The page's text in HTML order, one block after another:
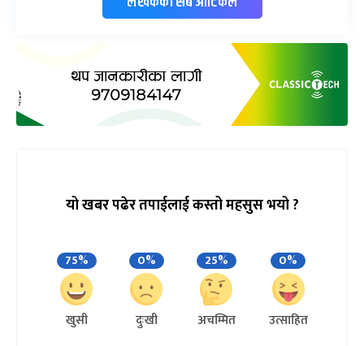
यो खबर पढेर तपाईलाई कस्तो महसुस भयो ?
75%
खुसी
0%
दुःखी
25%
अचम्मित
0%
उत्साहित